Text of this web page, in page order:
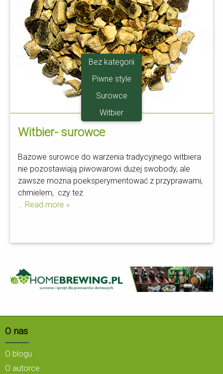
Bez kategorii
Piwne style
Surowce
Witbier
Witbier- surowce
Bazowe surowce do warzenia tradycyjnego witbiera
nie pozostawiają piwowarowi dużej swobody, ale
zawsze można poeksperymentować z przyprawami,
chmielem, czy też
… Read more »
O nas
O blogu
O autorce